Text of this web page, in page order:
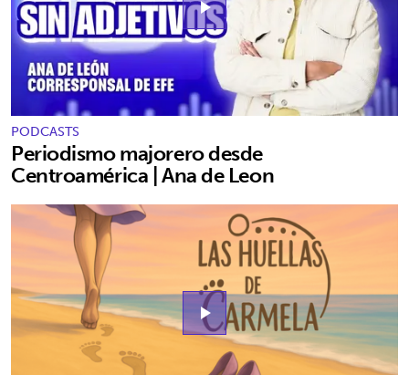
play_arrow
PODCASTS
Periodismo majorero desde
Centroamérica | Ana de Leon
play_arrow